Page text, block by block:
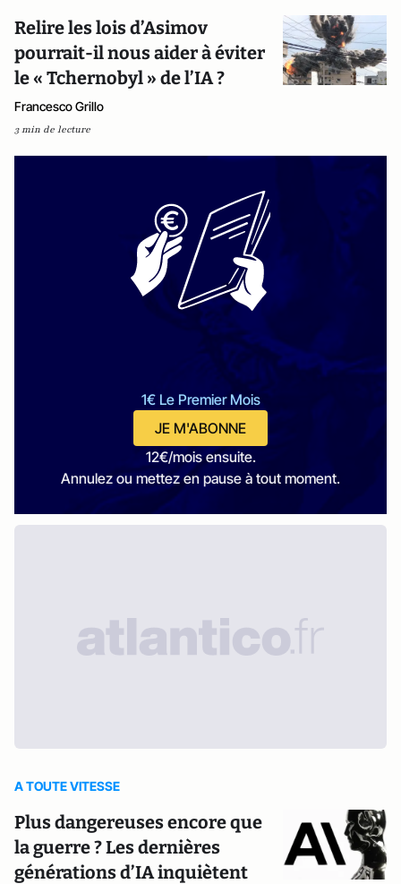
Relire les lois d’Asimov
pourrait-il nous aider à éviter
le « Tchernobyl » de l’IA ?
Francesco Grillo
3 min de lecture
1€ Le Premier Mois
JE M'ABONNE
12€/mois ensuite.
Annulez ou mettez en pause à tout moment.
A TOUTE VITESSE
Plus dangereuses encore que
la guerre ? Les dernières
générations d’IA inquiètent